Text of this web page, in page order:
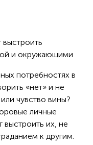
и окружающими
потребностях в
«нет» и не
чувство вины?
личные
выстроить их, не
к другим.